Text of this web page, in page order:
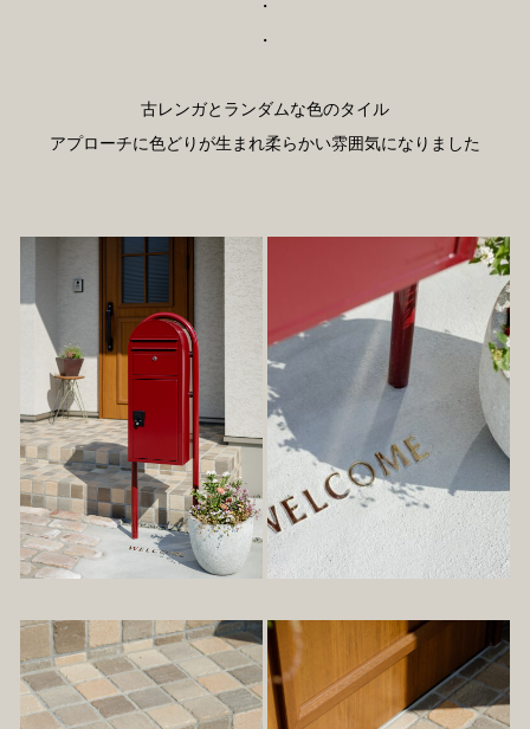
・
・
古レンガとランダムな色のタイル
アプローチに色どりが生まれ柔らかい雰囲気になりました